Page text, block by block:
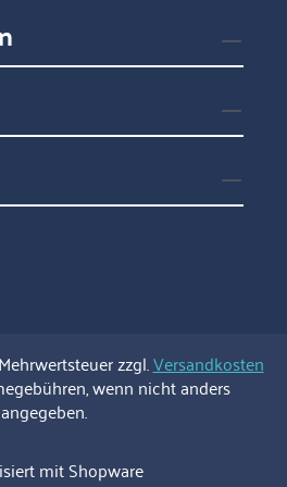
zzgl.Versandkosten
wenn nicht anders
angegeben.
mit Shopware